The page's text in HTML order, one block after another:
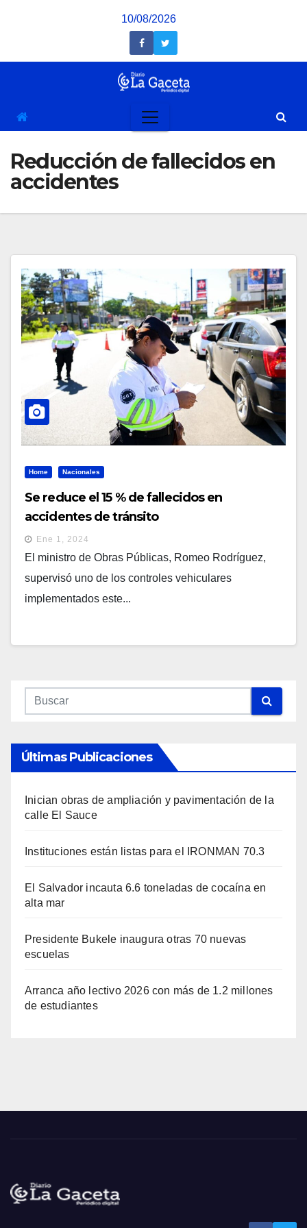
10/08/2026
Reducción de fallecidos en
accidentes
Home Nacionales
Se reduce el 15 % de fallecidos en
accidentes de tránsito
Ene 1, 2024
El ministro de Obras Públicas, Romeo Rodríguez,
supervisó uno de los controles vehiculares
implementados este...
Últimas Publicaciones
Inician obras de ampliación y pavimentación de la
calle El Sauce
Instituciones están listas para el IRONMAN 70.3
El Salvador incauta 6.6 toneladas de cocaína en
alta mar
Presidente Bukele inaugura otras 70 nuevas
escuelas
Arranca año lectivo 2026 con más de 1.2 millones
de estudiantes